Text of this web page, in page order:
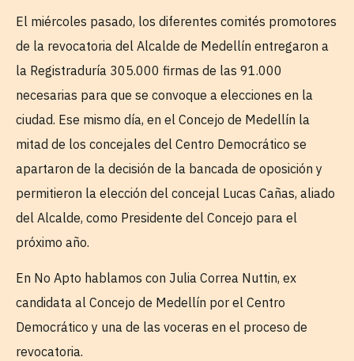
El miércoles pasado, los diferentes comités promotores
de la revocatoria del Alcalde de Medellín entregaron a
la Registraduría 305.000 firmas de las 91.000
necesarias para que se convoque a elecciones en la
ciudad. Ese mismo día, en el Concejo de Medellín la
mitad de los concejales del Centro Democrático se
apartaron de la decisión de la bancada de oposición y
permitieron la elección del concejal Lucas Cañas, aliado
del Alcalde, como Presidente del Concejo para el
próximo año.
En No Apto hablamos con Julia Correa Nuttin, ex
candidata al Concejo de Medellín por el Centro
Democrático y una de las voceras en el proceso de
revocatoria.